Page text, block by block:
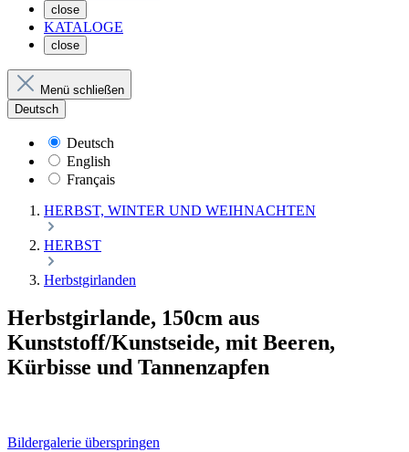
close
KATALOGE
close
Menü schließen
Deutsch
Deutsch
English
Français
HERBST, WINTER UND WEIHNACHTEN
HERBST
Herbstgirlanden
Herbstgirlande, 150cm aus
Kunststoff/Kunstseide, mit Beeren,
Kürbisse und Tannenzapfen
Bildergalerie überspringen